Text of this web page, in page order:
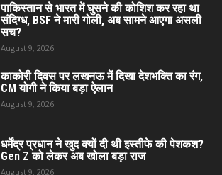
पाकिस्तान से भारत में घुसने की कोशिश कर रहा था
संदिग्ध, BSF ने मारी गोली, अब सामने आएगा असली
सच?
August 9, 2026
काकोरी दिवस पर लखनऊ में दिखा देशभक्ति का रंग,
CM योगी ने किया बड़ा ऐलान
August 9, 2026
धर्मेंद्र प्रधान ने खुद क्यों दी थी इस्तीफे की पेशकश?
Gen Z को लेकर अब खोला बड़ा राज
August 9, 2026